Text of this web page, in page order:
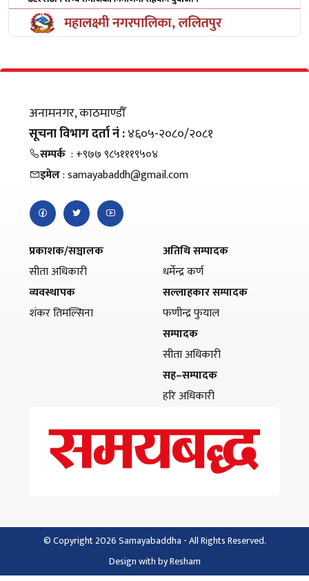
अनामनगर, काठमाण्डौँ
सूचना विभाग दर्ता नं :४६०५-२०८०/२०८१
सम्पर्क : +९७७ ९८५१११९५०४
इमेल: samayabaddh@gmail.com
प्रकाशक/सञ्चालक
सीता अधिकारी
व्यवस्थापक
शंकर तिमल्सिना
अतिथि सम्पादक
धर्मेन्द्र कर्ण
सल्लाहकार सम्पादक
फणीन्द्र फुयाल
सम्पादक
सीता अधिकारी
सह–सम्पादक
हरि अधिकारी
© Copyright 2026 Samayabaddha - All Rights Reserved.
Design withbyResham